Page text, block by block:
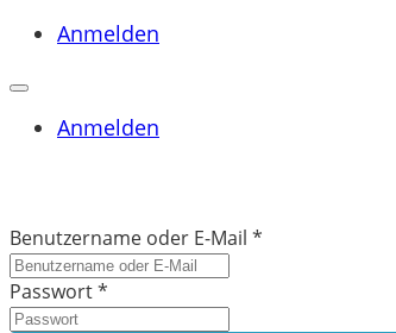
Anmelden
Anmelden
Benutzername oder E-Mail *
Passwort*